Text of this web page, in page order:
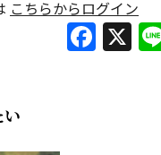
こちらからログイン
X